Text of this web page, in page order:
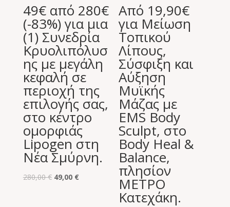
49€ από 280€
(-83%) για μια
(1) Συνεδρία
Κρυολιπόλυσ
ης με μεγάλη
κεφαλή σε
περιοχή της
επιλογής σας,
στο κέντρο
ομορφιάς
Lipogen στη
Νέα Σμύρνη.
280,00€ Original
49,00 €Η
Από 19,90€
για Μείωση
Τοπικού
Λίπους,
Σύσφιξη και
Αύξηση
Μυϊκής
Μάζας με
EMS Body
Sculpt, στο
Body Heal &
Balance,
πλησίον
ΜΕΤΡΟ
Κατεχάκη.